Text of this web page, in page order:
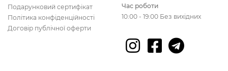
Подарунковий сертифікат
Політика конфіденційності
Договір публічної оферти
Час роботи
10:00 - 19:00 Без вихідних